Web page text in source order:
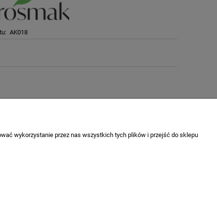
AK018
wykorzystanie przez nas wszystkich tych plików i przejść do sklepu